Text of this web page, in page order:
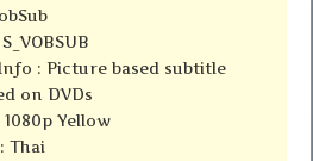
: Picture based subtitle
on DVDs
Yellow
Thai